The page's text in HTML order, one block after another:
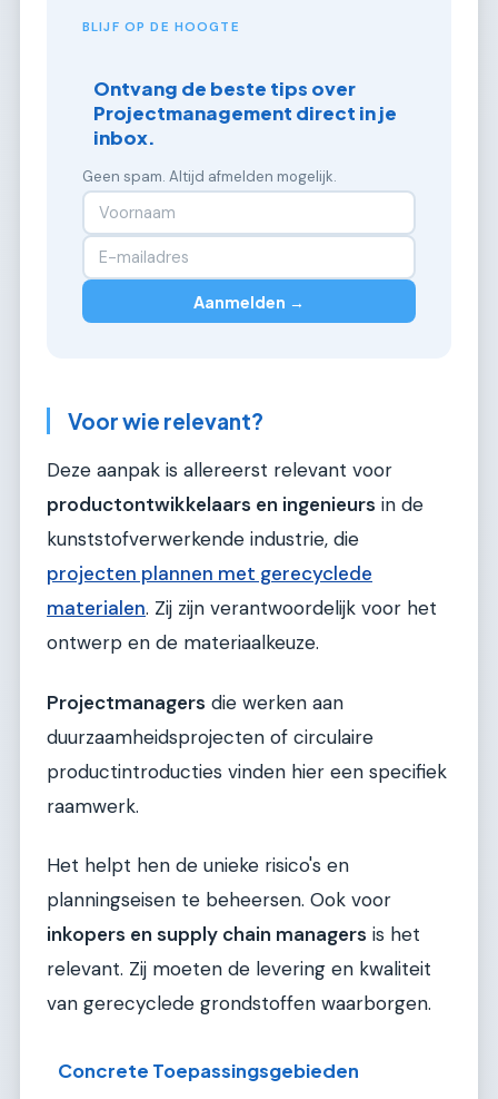
BLIJF OP DE HOOGTE
Ontvang de beste tips over
Projectmanagement direct in je
inbox.
Geen spam. Altijd afmelden mogelijk.
Aanmelden →
Voor wie relevant?
Deze aanpak is allereerst relevant voor
productontwikkelaars en ingenieurs in de
kunststofverwerkende industrie, die
projecten plannen met gerecyclede
materialen. Zij zijn verantwoordelijk voor het
ontwerp en de materiaalkeuze.
Projectmanagers die werken aan
duurzaamheidsprojecten of circulaire
productintroducties vinden hier een specifiek
raamwerk.
Het helpt hen de unieke risico's en
planningseisen te beheersen. Ook voor
inkopers en supply chain managers is het
relevant. Zij moeten de levering en kwaliteit
van gerecyclede grondstoffen waarborgen.
Concrete Toepassingsgebieden